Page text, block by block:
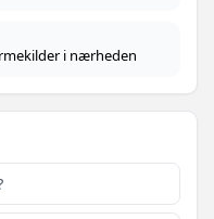
i nærheden